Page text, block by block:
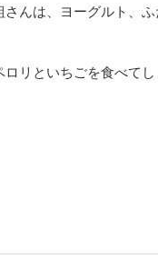
んは、ヨーグルト、
リといちごを食べてし